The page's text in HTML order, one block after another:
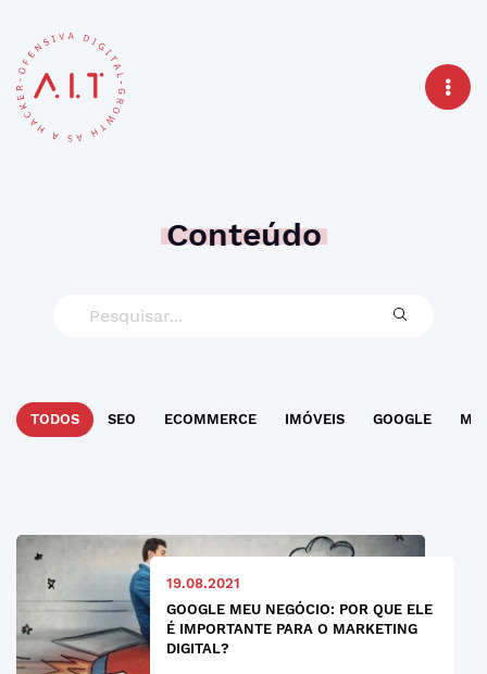
Conteúdo
TODOS SEO ECOMMERCE IMÓVEIS GOOGLE
19.08.2021
GOOGLE MEU NEGÓCIO: POR QUE ELE
É IMPORTANTE PARA O MARKETING
DIGITAL?